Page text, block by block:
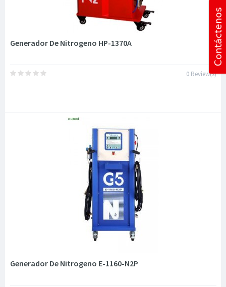
Generador De Nitrogeno HP-1370A
0 Review(s)
Generador De Nitrogeno E-1160-N2P